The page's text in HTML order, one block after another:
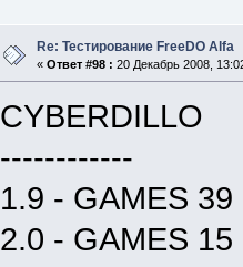
Re: Тестирование FreeDO Alfa
« Ответ #98 : 20 Декабрь 2008,
CYBERDILLO
------------
1.9 - GAMES 39
2.0 - GAMES 15